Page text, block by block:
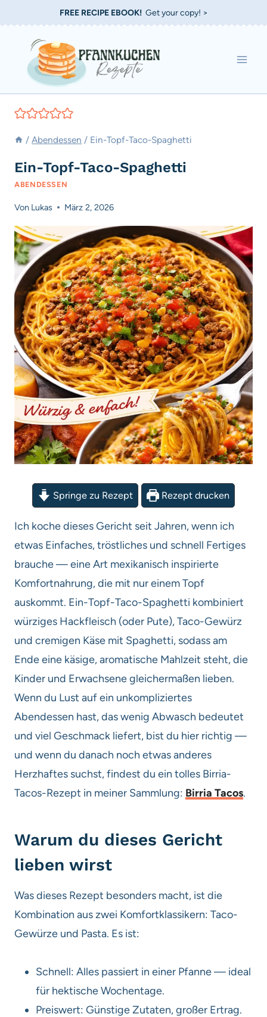
Inhalt
springen
FREE RECIPE EBOOK!Get your copy! >
/ Abendessen / Ein-Topf-Taco-Spaghetti
Ein-Topf-Taco-Spaghetti
ABENDESSEN
Von Lukas März 2, 2026
Springe zu Rezept Rezept drucken
Ich koche dieses Gericht seit Jahren, wenn ich
etwas Einfaches, tröstliches und schnell Fertiges
brauche — eine Art mexikanisch inspirierte
Komfortnahrung, die mit nur einem Topf
auskommt. Ein-Topf-Taco-Spaghetti kombiniert
würziges Hackfleisch (oder Pute), Taco-Gewürz
und cremigen Käse mit Spaghetti, sodass am
Ende eine käsige, aromatische Mahlzeit steht, die
Kinder und Erwachsene gleichermaßen lieben.
Wenn du Lust auf ein unkompliziertes
Abendessen hast, das wenig Abwasch bedeutet
und viel Geschmack liefert, bist du hier richtig —
und wenn du danach noch etwas anderes
Herzhaftes suchst, findest du ein tolles Birria-
Tacos-Rezept in meiner Sammlung: Birria Tacos.
Warum du dieses Gericht
lieben wirst
Was dieses Rezept besonders macht, ist die
Kombination aus zwei Komfortklassikern: Taco-
Gewürze und Pasta. Es ist:
Schnell: Alles passiert in einer Pfanne — ideal
für hektische Wochentage.
Preiswert: Günstige Zutaten, großer Ertrag.